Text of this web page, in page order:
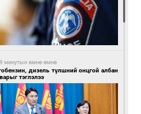
минутын өмнө өмнө
дизель түлшний онцгой албан
тэглэлээ